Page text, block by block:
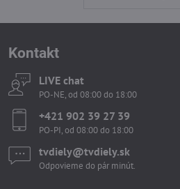
Kontakt
LIVE chat
PO-NE, od 08:00 do 18:00
+421 902 39 27 39
PO-PI, od 08:00 do 18:00
tvdiely​​@tvdiely​​.sk
Odpovieme do pár minút.